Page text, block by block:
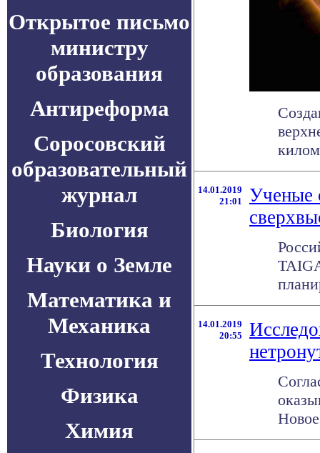
Открытое письмо
министру
образования
Антиреформа
Соросовский
образовательный
журнал
Биология
Науки о Земле
Математика и
Механика
Технология
Физика
Химия
14.01.2019
21:01
Ученые
14.01.2019
20:55